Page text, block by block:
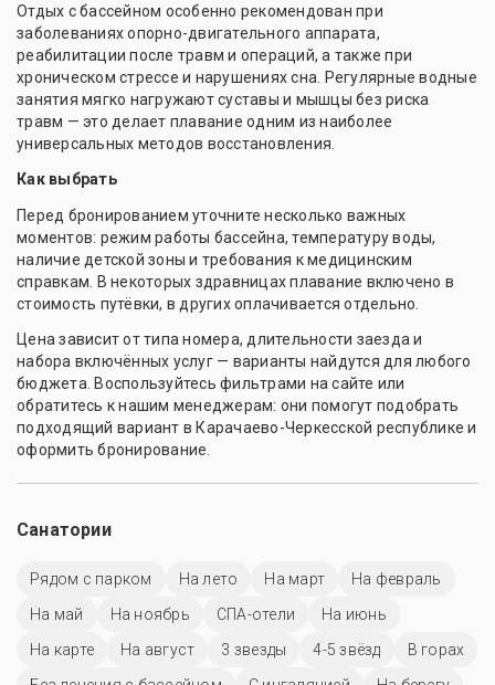
Отдых с бассейном особенно рекомендован при
заболеваниях опорно-двигательного аппарата,
реабилитации после травм и операций, а также при
хроническом стрессе и нарушениях сна. Регулярные водные
занятия мягко нагружают суставы и мышцы без риска
травм — это делает плавание одним из наиболее
универсальных методов восстановления.
Как выбрать
Перед бронированием уточните несколько важных
моментов: режим работы бассейна, температуру воды,
наличие детской зоны и требования к медицинским
справкам. В некоторых здравницах плавание включено в
стоимость путёвки, в других оплачивается отдельно.
Цена зависит от типа номера, длительности заезда и
набора включённых услуг — варианты найдутся для любого
бюджета. Воспользуйтесь фильтрами на сайте или
обратитесь к нашим менеджерам: они помогут подобрать
подходящий вариант в Карачаево-Черкесской республике и
оформить бронирование.
Санатории
Рядом с парком На лето На март
На февраль
На май
На ноябрь СПА-отели
На июнь
На карте
На август 3 звезды 4-5 звёзд
В горах